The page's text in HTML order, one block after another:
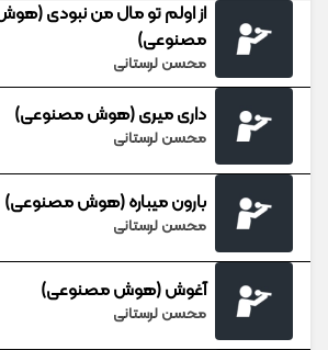
از اولم تو مال من نبودی
مصنوعی)
محسن لرستانی
داری میری (هوش مصنوعی)
محسن لرستانی
بارون میباره (هوش مصنوعی)
محسن لرستانی
آغوش (هوش مصنوعی)
محسن لرستانی